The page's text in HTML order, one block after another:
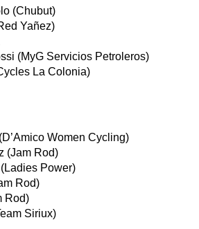
(Chubut)
Yañez)
(MyG Servicios Petroleros)
La Colonia)
Women Cycling)
(Jam Rod)
Power)
Rod)
Rod)
Siriux)